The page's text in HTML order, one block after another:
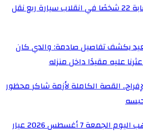
مصرع سيدة وإصابة 22 شخصًا في انقلاب سيارة ربع نقل
يكشف تفاصيل صادمة: والدي كان
عليه مقيدًا داخل منزله
القصة الكاملة لأزمة شاكر محظور
ارتفاع أسعار الذهب اليوم الجمعة 7 أغسطس 2026 عيار